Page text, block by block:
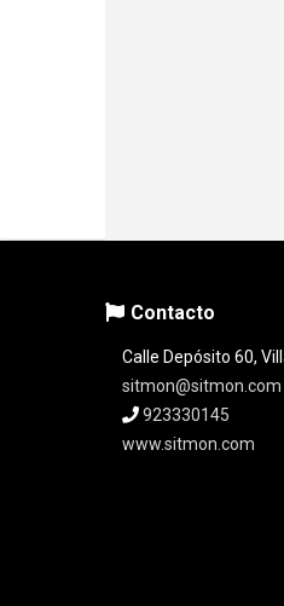
Contacto
Calle Depósito 60,
sitmon@sitmon.com
923330145
www.sitmon.com